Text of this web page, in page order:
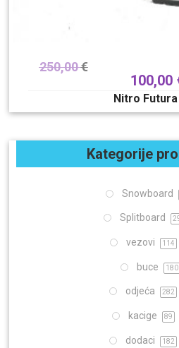
250,00€
100,00
Nitro
Kategorije
Snowboard
Splitboard
vezovi 114
buce 180
odjeća 282
kacige 89
dodaci 182